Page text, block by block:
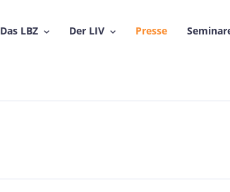
Das LBZ Der LIV Presse